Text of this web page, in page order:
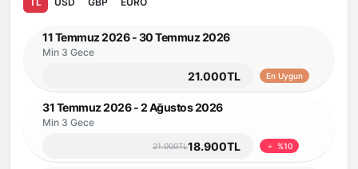
11 Temmuz 2026 - 30 Temmuz 2026
Min 3 Gece
21.000TL En Uygun
31 Temmuz 2026 - 2 Ağustos 2026
Min 3 Gece
21.000TL18.900TL %10